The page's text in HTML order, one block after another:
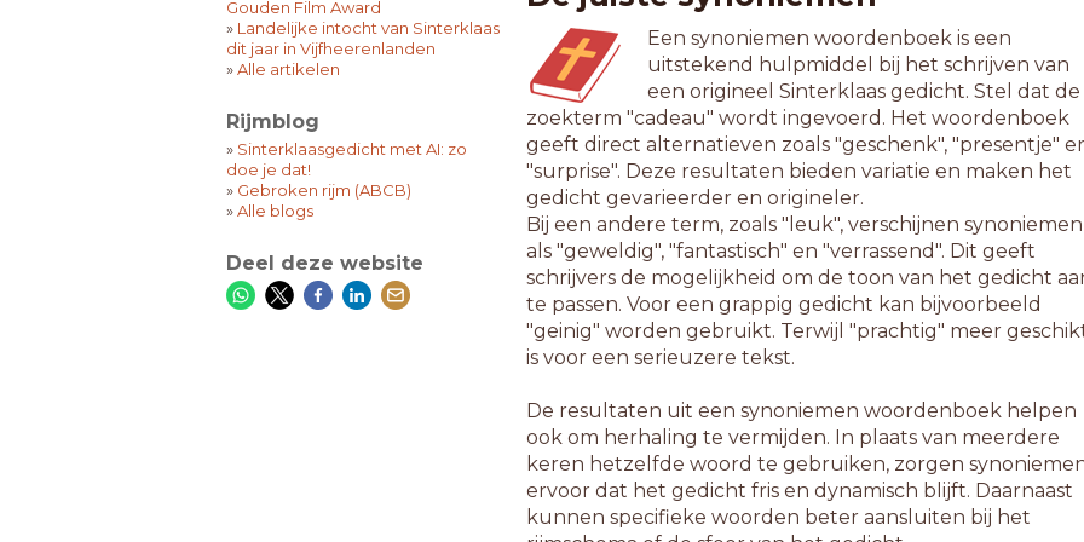
Gouden Film Award
» Landelijke intocht van Sinterklaas
dit jaar in Vijfheerenlanden
»Alle artikelen
Rijmblog
» Sinterklaasgedicht met AI: zo
doe je dat!
» Gebroken rijm (ABCB)
»Alle blogs
Deel deze website
Een synoniemen woordenboek is een
uitstekend hulpmiddel bij het schrijven van
een origineel Sinterklaas gedicht. Stel dat de
zoekterm "cadeau" wordt ingevoerd. Het woordenboek
geeft direct alternatieven zoals "geschenk", "presentje"
"surprise". Deze resultaten bieden variatie en maken het
gedicht gevarieerder en origineler.
Bij een andere term, zoals "leuk", verschijnen synoniemen
als "geweldig", "fantastisch" en "verrassend". Dit geeft
schrijvers de mogelijkheid om de toon van het gedicht
te passen. Voor een grappig gedicht kan bijvoorbeeld
"geinig" worden gebruikt. Terwijl "prachtig" meer
is voor een serieuzere tekst.
De resultaten uit een synoniemen woordenboek helpen
ook om herhaling te vermijden. In plaats van meerdere
keren hetzelfde woord te gebruiken, zorgen
ervoor dat het gedicht fris en dynamisch blijft. Daarnaast
kunnen specifieke woorden beter aansluiten bij het